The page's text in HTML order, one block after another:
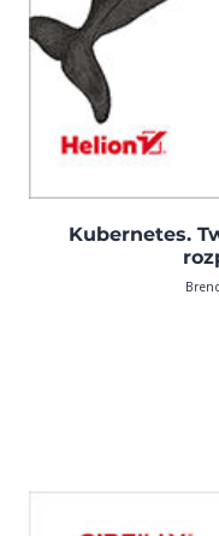
Kubernetes.